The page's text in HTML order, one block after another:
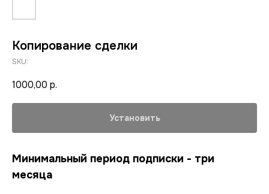
Копирование сделки
SKU:
1000,00 р.
Установить
Минимальный период подписки - три
месяца